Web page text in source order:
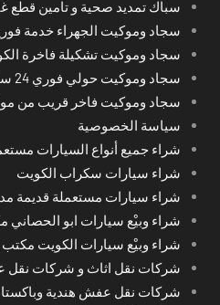
سباك تمديد صحية و تامين قطع
سجاد وموكيت الجهراء خدمة
سجاد وموكيت تشكيلة فاخرة
سجاد وموكيت حولي فوري 24 ساعة
سجاد وموكيت فاخر قريب من
سياسة الخصوصية
شراء جميع أنواع السيارات
شراء سيارات سكراب الكويت
شراء سيارات مستعملة قديمة
شراء وبيْع سيارات ابو الحصاني
شراء وبيْع سيارات الكويت مكتب
شركات نقل اثاث و شركات نقل
شركات نقل عفش هندية